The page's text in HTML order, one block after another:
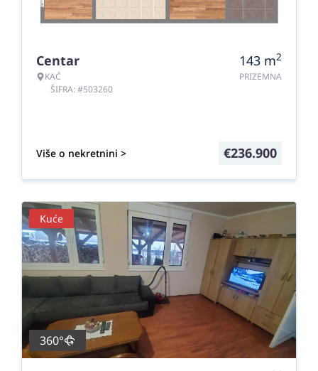
Centar
KAĆ
ŠIFRA: #503260
143 m2
PRIZEMNA
Više o nekretnini > €236.900
Kuće
360°